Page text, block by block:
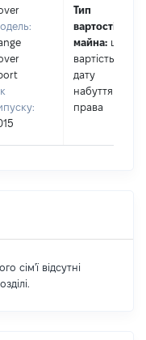
Тип
вартості
майна: це
вартість на
дату
набуття
права
сім'ї відсутні